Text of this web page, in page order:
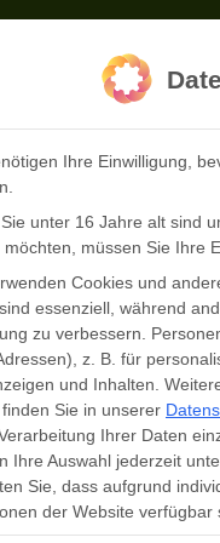
Wildpark
Alle Veranstaltungen
Diese Veranstaltung hat
Ihre Einwilligung,
unter 16 Jahre alt sind
müssen Sie Ihre
Cookies und
essenziell, während
zu verbessern.
z. B. für
und Inhalten.
Sie in unserer
Ihrer Daten
Ihre Auswahl jederzeit
Sie, dass aufgrund
der Website verfügbar